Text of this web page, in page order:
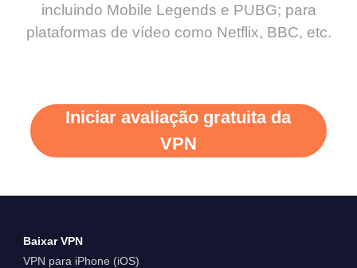
incluindo Mobile Legends e PUBG; para
plataformas de vídeo como Netflix, BBC, etc.
Iniciar avaliação gratuita da
VPN
Baixar VPN
VPN para iPhone (iOS)